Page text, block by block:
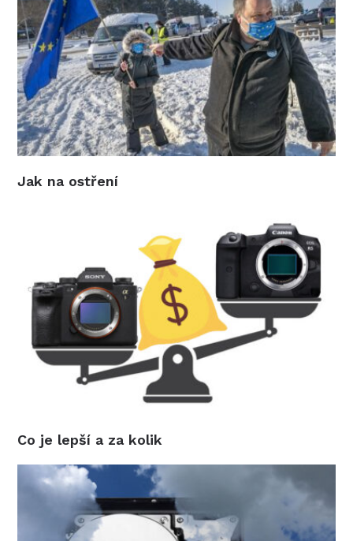
Jak na ostření
Co je lepší a za kolik